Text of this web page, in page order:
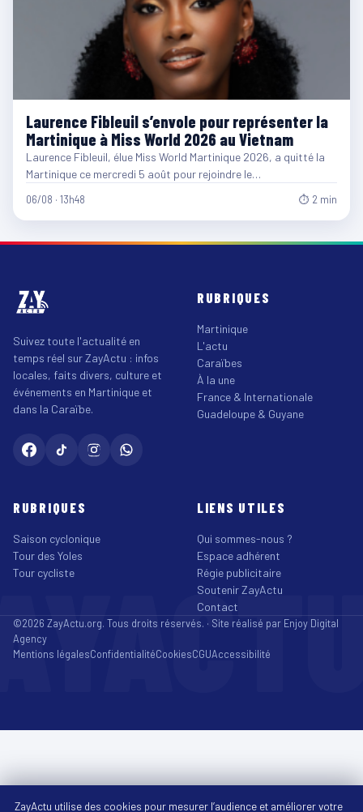
Laurence Fibleuil s’envole pour représenter la
Martinique à Miss World 2026 au Vietnam
Laurence Fibleuil, élue Miss World Martinique 2026, a quitté la
Martinique ce mercredi 5 août pour rejoindre le…
06/08 · 13h48 ⏱ 2 min
Suivez toute l'actualité en
temps réel sur ZayActu : infos
locales, faits divers, culture et
événements en Martinique et
dans la Caraïbe.
RUBRIQUES
Martinique
L'actu
Caraïbes
À la une
France & Internationale
Guadeloupe & Guyane
RUBRIQUES
Saison cyclonique
Tour des Yoles
Tour cycliste
LIENS UTILES
Qui sommes-nous ?
Espace adhérent
Régie publicitaire
Soutenir ZayActu
Contact
©2026 ZayActu.org. Tous droits réservés. · Site réalisé par Enjoy Digital
Agency
Mentions légalesConfidentialitéCookiesCGUAccessibilité
ZayActu utilise des cookies pour mesurer l’audience et améliorer votre